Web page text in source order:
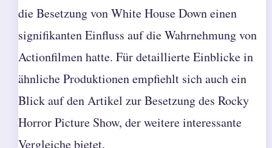
die Besetzung von White House Down einen
signifikanten Einfluss auf die Wahrnehmung von
Actionfilmen hatte. Für detaillierte Einblicke in
ähnliche Produktionen empfiehlt sich auch ein
Blick auf den Artikel zurBesetzung des Rocky
Horror Picture Show, der weitere interessante
Vergleiche bietet.